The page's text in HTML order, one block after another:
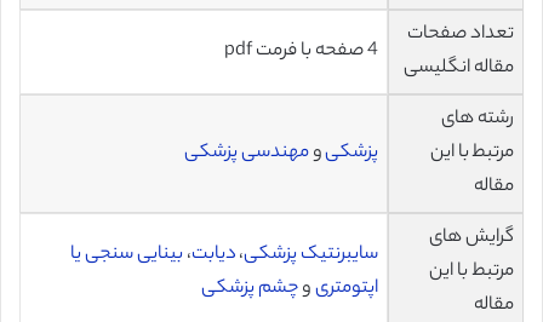
تعداد صفحات
مقاله انگلیسی
4 صفحه با فرمت pdf
رشته های
مرتبط با این
مقاله
پزشکیومهندسی پزشکی
گرایش های
مرتبط با این
مقاله
سایبرنتیک پزشکی،دیابت،بینایی سنجی یا
اپتومتریوچشم پزشکی